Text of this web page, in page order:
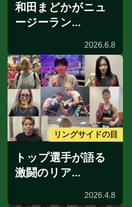
和田まどかがニュ
ージーラン...
2026.6.8
リングサイドの目
トップ選手が語る
激闘のリア...
2026.4.8